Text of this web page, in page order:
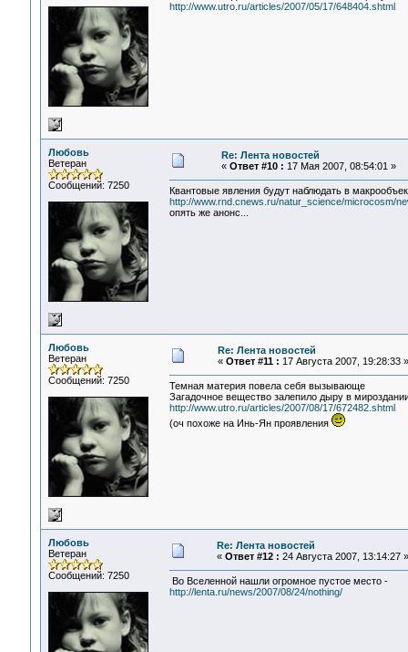
http://www.utro.ru/articles/2007/05/17/648404.shtml
Любовь
Ветеран
Сообщений: 7250
Re: Лента новостей
« Ответ #10 : 17 Мая 2007, 08:54:01 »
Квантовые явления будут наблюдать в
http://www.rnd.cnews.ru/natur_science/microcosm/
опять же анонс...
Любовь
Ветеран
Сообщений: 7250
Re: Лента новостей
« Ответ #11 : 17 Августа 2007, 19:28:33 »
Темная материя повела себя вызывающе
Загадочное вещество залепило дыру в
http://www.utro.ru/articles/2007/08/17/672482.shtml
(оч похоже на Инь-Ян проявления
Любовь
Ветеран
Сообщений: 7250
Re: Лента новостей
« Ответ #12 : 24 Августа 2007, 13:14:27 »
Во Вселенной нашли огромное пустое место -
http://lenta.ru/news/2007/08/24/nothing/